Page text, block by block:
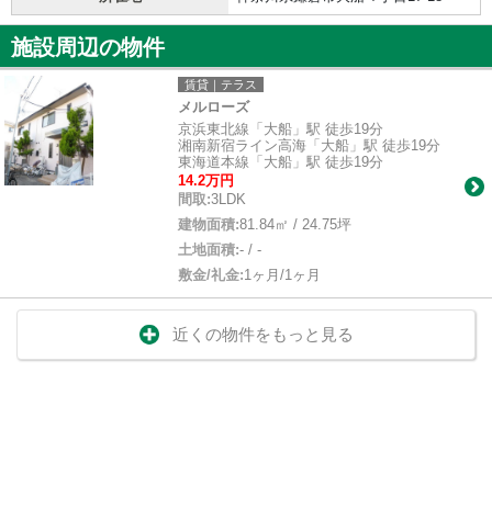
施設周辺の物件
賃貸｜テラス
メルローズ
京浜東北線「大船」駅 徒歩19分
湘南新宿ライン高海「大船」駅 徒歩19分
東海道本線「大船」駅 徒歩19分
14.2万円
間取:3LDK
建物面積:81.84㎡ / 24.75坪
土地面積:- / -
敷金/礼金:1ヶ月/1ヶ月
近くの物件をもっと見る